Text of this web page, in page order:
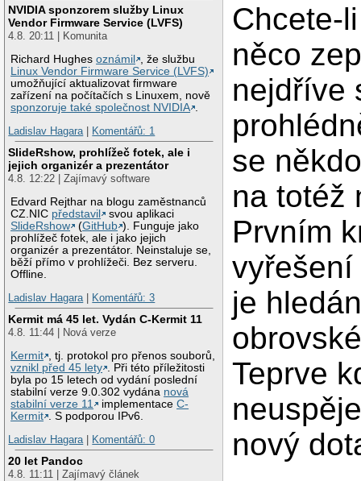
NVIDIA sponzorem služby Linux
Vendor Firmware Service (LVFS)
4.8. 20:11 | Komunita
Richard Hughesoznámil
, že službu
Linux Vendor Firmware Service (LVFS)
umožňující aktualizovat firmware
zařízení na počítačích s Linuxem, nově
sponzoruje také společnost NVIDIA
Ladislav Hagara| Komentářů: 1
SlideRshow, prohlížeč fotek, ale i
jejich organizér a prezentátor
4.8. 12:22 | Zajímavý software
Edvard Rejthar na blogu zaměstnanců
CZ.NIC představil
svou aplikaci
SlideRshow
(GitHub ). Funguje jako
prohlížeč fotek, ale i jako jejich
organizér a prezentátor. Neinstaluje se,
běží přímo v prohlížeči. Bez serveru.
Offline.
Ladislav Hagara| Komentářů: 3
Kermit má 45 let. Vydán C-Kermit 11
4.8. 11:44 | Nová verze
Kermit
, tj. protokol pro přenos souborů,
vznikl před 45 lety
. Při této příležitosti
byla po 15 letech od vydání poslední
stabilní verze 9.0.302 vydána nová
stabilní verze 11
implementaceC-
Kermit
. S podporou IPv6.
Ladislav Hagara| Komentářů: 0
20 let Pandoc
4.8. 11:11 | Zajímavý článek
Chcete-
něco
nejdříve
se
na totéž
Prvním
vyřešení
je
Teprve
nový